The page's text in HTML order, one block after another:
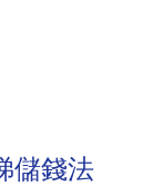
儲錢法